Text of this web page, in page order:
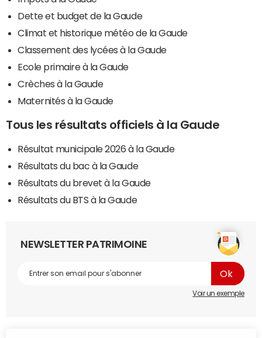
Dette et budget de la Gaude
Climat et historique météo de la Gaude
Classement des lycées à la Gaude
Ecole primaire à la Gaude
Crèches à la Gaude
Maternités à la Gaude
Tous les résultats officiels à la Gaude
Résultat municipale 2026 à la Gaude
Résultats du bac à la Gaude
Résultats du brevet à la Gaude
Résultats du BTS à la Gaude
NEWSLETTER PATRIMOINE
Voir un exemple